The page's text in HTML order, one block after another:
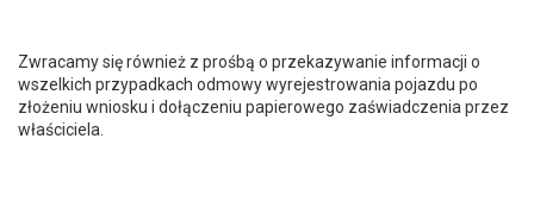
Zwracamy się również z prośbą o przekazywanie informacji o
wszelkich przypadkach odmowy wyrejestrowania pojazdu po
złożeniu wniosku i dołączeniu papierowego zaświadczenia przez
właściciela.